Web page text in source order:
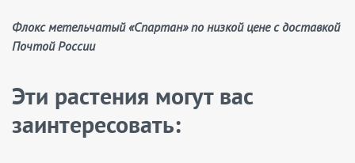
Флокс метельчатый «Спартан» по низкой цене с доставкой
Почтой России
Эти растения могут вас
заинтересовать: